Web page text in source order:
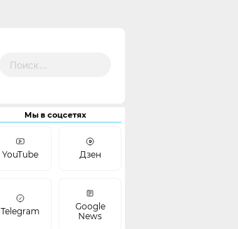
Мы в соцсетях
YouTube Дзен
Telegram
Google
News